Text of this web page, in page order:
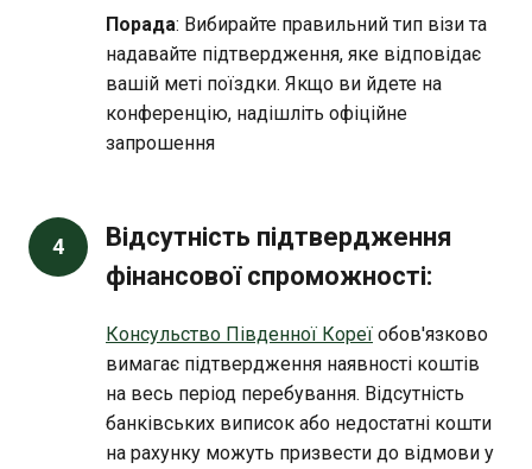
Порада: Вибирайте правильний тип візи та
надавайте підтвердження, яке відповідає
вашій меті поїздки. Якщо ви йдете на
конференцію, надішліть офіційне
запрошення
4
Відсутність підтвердження
фінансової спроможності:
Консульство Південної Кореї обов'язково
вимагає підтвердження наявності коштів
на весь період перебування. Відсутність
банківських виписок або недостатні кошти
на рахунку можуть призвести до відмови у